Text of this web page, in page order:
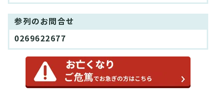
参列のお問合せ
0269622677